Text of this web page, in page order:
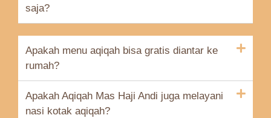
saja?
Apakah menu aqiqah bisa gratis diantar ke
rumah?
Apakah Aqiqah Mas Haji Andi juga melayani
nasi kotak aqiqah?